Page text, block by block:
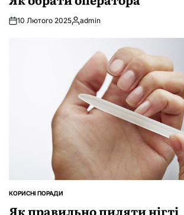
10 Лютого 2025Опубліковано
admin
ОПУБЛІКУВАТИ
КОРИСНІ ПОРАДИ
Як правильно пиляти нігті